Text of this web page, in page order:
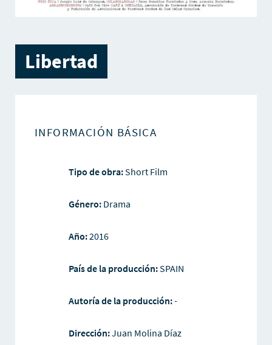
Libertad
INFORMACIÓN BÁSICA
Tipo de obra:Short Film
Género:Drama
Año:2016
País de la producción:SPAIN
Autoría de la producción:-
Dirección:Juan Molina Díaz